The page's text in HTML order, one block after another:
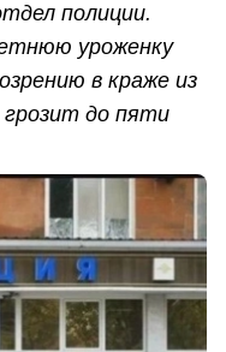
полиции.
уроженку
в краже из
грозит до пяти